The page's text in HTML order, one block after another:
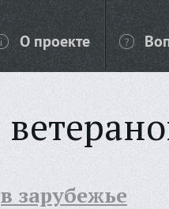
О проекте
в зарубежье